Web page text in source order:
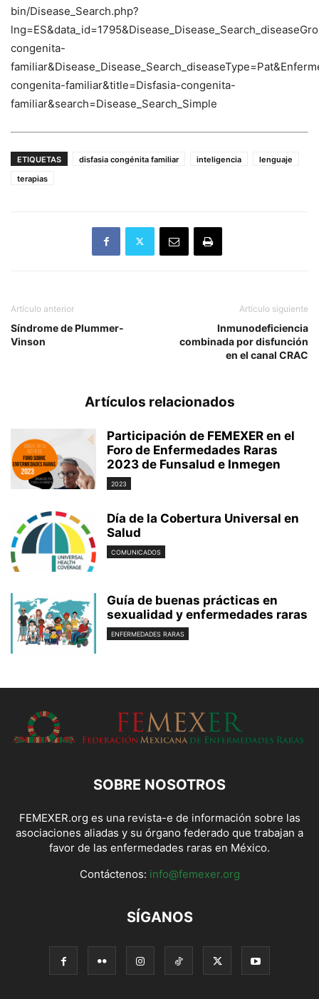
bin/Disease_Search.php?
congenita-
congenita-familiar&title=Disfasia-congenita-
familiar&search=Disease_Search_Simple
ETIQUETAS disfasia congénita familiar inteligencia
lenguaje
terapias
Artículo anterior
Síndrome de Plummer-
Vinson
Artículo siguiente
Inmunodeficiencia
combinada por disfunción
en el canal CRAC
Artículos relacionados
Participación de FEMEXER en el
Foro de Enfermedades Raras
2023 de Funsalud e Inmegen
2023
Día de la Cobertura Universal en
Salud
COMUNICADOS
Guía de buenas prácticas en
sexualidad y enfermedades raras
ENFERMEDADES RARAS
SOBRE NOSOTROS
FEMEXER.org es una revista-e de información sobre las
asociaciones aliadas y su órgano federado que trabajan a
favor de las enfermedades raras en México.
Contáctenos: info@femexer.org
SÍGANOS